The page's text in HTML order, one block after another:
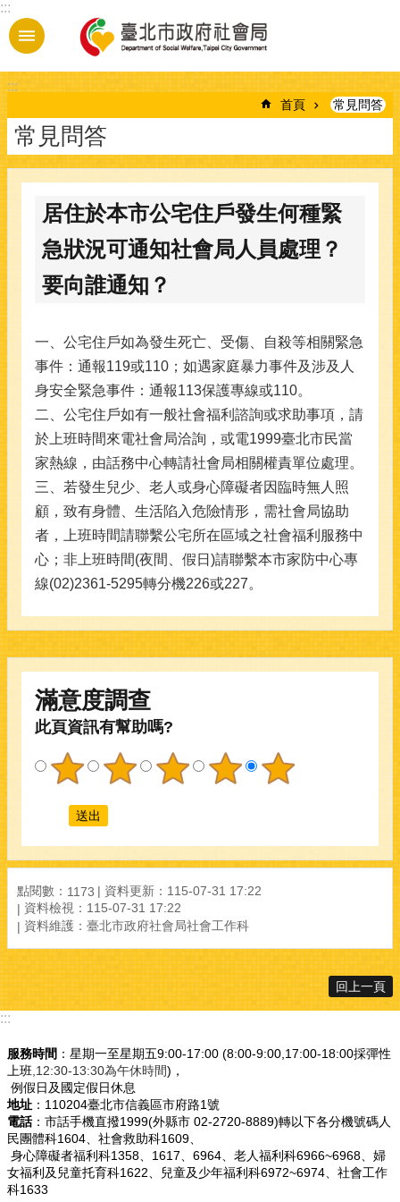
跳到主要內容區塊
:::
:::
首頁 常見問答
常見問答
居住於本市公宅住戶發生何種緊
急狀況可通知社會局人員處理？
要向誰通知？
一、公宅住戶如為發生死亡、受傷、自殺等相關緊急
事件：通報119或110；如遇家庭暴力事件及涉及人
身安全緊急事件：通報113保護專線或110。
二、公宅住戶如有一般社會福利諮詢或求助事項，請
於上班時間來電社會局洽詢，或電1999臺北市民當
家熱線，由話務中心轉請社會局相關權責單位處理。
三、若發生兒少、老人或身心障礙者因臨時無人照
顧，致有身體、生活陷入危險情形，需社會局協助
者，上班時間請聯繫公宅所在區域之社會福利服務中
心；非上班時間(夜間、假日)請聯繫本市家防中心專
線(02)2361-5295轉分機226或227。
滿意度調查
此頁資訊有幫助嗎?
點閱數： 1173
資料更新：115-07-31 17:22
資料檢視：115-07-31 17:22
資料維護：臺北市政府社會局社會工作科
回上一頁
:::
服務時間 ：星期一至星期五9:00-17:00 (8:00-9:00,17:00-18:00採彈性
上班 ,12:30-13:30為午休時間)，
例假日及國定假日休息
地址 ：110204臺北市信義區市府路1號
電話：市話手機直撥1999(外縣市 02-2720-8889)轉以下各分機號碼人
民團體科1604、社會救助科1609、
身心障礙者福利科1358、1617、6964、老人福利科6966~6968、婦
女福利及兒童托育科1622、兒童及少年福利科6972~6974、社會工作
科1633